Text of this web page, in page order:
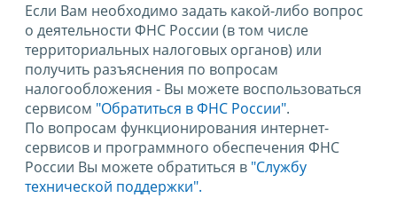
Если Вам необходимо задать какой-либо вопрос
о деятельности ФНС России (в том числе
территориальных налоговых органов) или
получить разъяснения по вопросам
налогообложения - Вы можете воспользоваться
сервисом "Обратиться в ФНС России".
По вопросам функционирования интернет-
сервисов и программного обеспечения ФНС
России Вы можете обратиться в "Службу
технической поддержки".